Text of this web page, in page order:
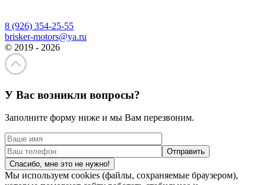
8 (926) 354-25-55
brisker-motors@ya.ru
© 2019 - 2026
У Вас возникли вопросы?
Заполните форму ниже и мы Вам перезвоним.
Спасибо, мне это не нужно!
Мы используем cookies (файлы, сохраняемые браузером),